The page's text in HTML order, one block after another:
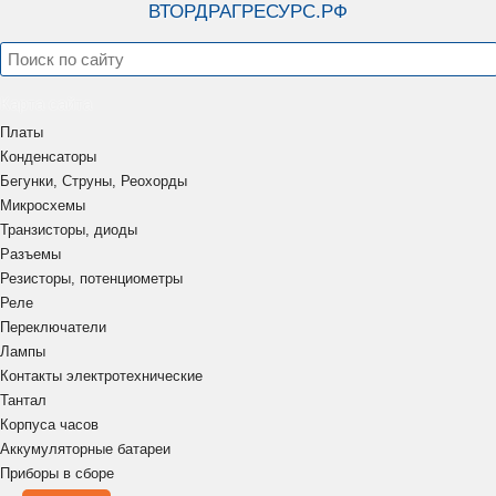
130,133 и подобные 14 ног 2/подложки
130,133 и подобные 14 ног б/подложек
130,133 и подобные 16 ног с/подложкой
133ИД3; 556РТ7-1 и подобные 24 ноги с/подложкой
140 и подобные 12 ног (без ног -20%)
140 и подобные 8 ног (без ног -20%)
142ЕН1,2, НД1-5 и подобные
142ЕН3,5,8,9 и подобные 4 ноги
1801 и подобные 48 ног
1801 и подобные 68 ног
217НТ и подобные с желтой крышкой
218 и подобные залитая подложка (с жёлтыми выводами)
235УВ и подобные
286ЕП3
ВТОРДРАГРЕСУРС.РФ
Платы
Конденсаторы
Бегунки, Струны, Реохорды
Микросхемы
Транзисторы, диоды
Разъемы
Резисторы, потенциометры
Реле
Переключатели
Лампы
Контакты электротехнические
Тантал
Корпуса часов
Аккумуляторные батареи
Приборы в сборе